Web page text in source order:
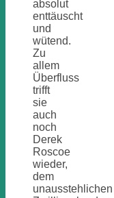
absolut
enttäuscht
und
wütend.
Zu
allem
Überfluss
trifft
sie
auch
noch
Derek
Roscoe
wieder,
dem
unausstehlichen